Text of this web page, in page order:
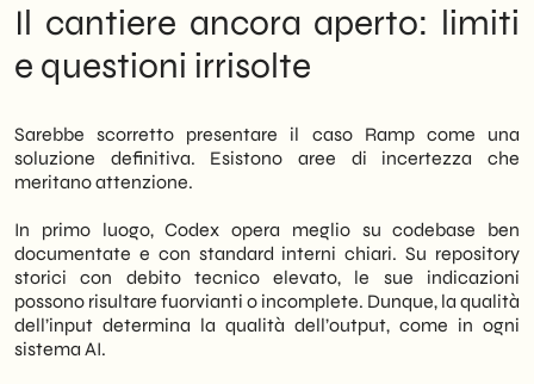
Il cantiere ancora aperto: limiti
e questioni irrisolte
Sarebbe scorretto presentare il caso Ramp come una
soluzione definitiva. Esistono aree di incertezza che
meritano attenzione.
In primo luogo, Codex opera meglio su codebase ben
documentate e con standard interni chiari. Su repository
storici con debito tecnico elevato, le sue indicazioni
possono risultare fuorvianti o incomplete. Dunque, la qualità
dell’input determina la qualità dell’output, come in ogni
sistema AI.